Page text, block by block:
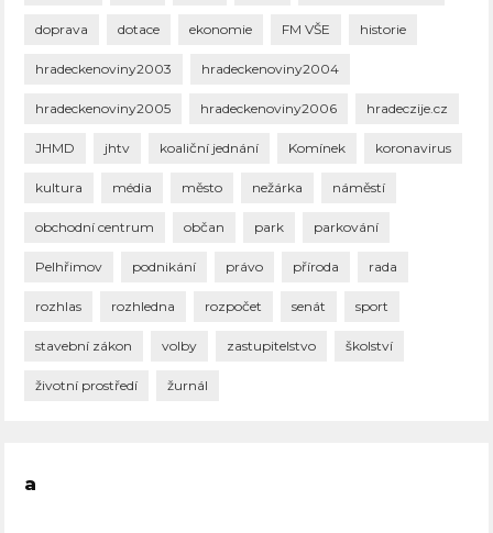
doprava dotace ekonomie FM VŠE historie
hradeckenoviny2003 hradeckenoviny2004
hradeckenoviny2005 hradeckenoviny2006 hradeczije.cz
JHMD jhtv koaliční jednání Komínek koronavirus
kultura média město nežárka náměstí
obchodní centrum občan park parkování
Pelhřimov podnikání právo příroda rada
rozhlas rozhledna rozpočet senát sport
stavební zákon volby zastupitelstvo školství
životní prostředí žurnál
a